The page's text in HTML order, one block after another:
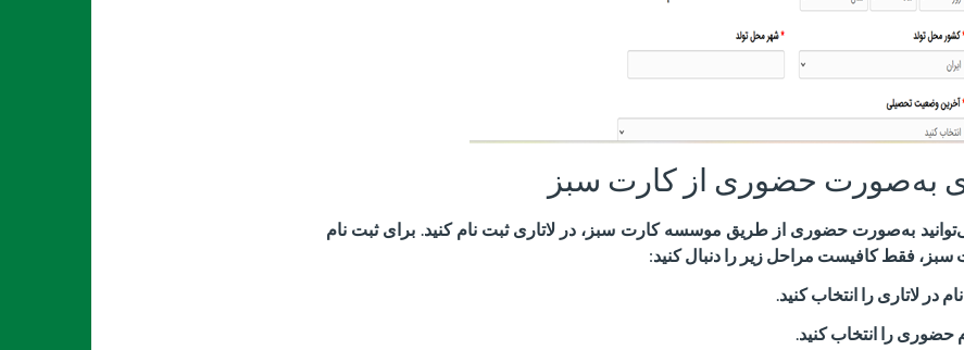
به‌صورت حضوری از کارت سبز
به‌صورت حضوری از طریق موسسه کارت سبز، در لاتاری ثبت نام کنید. برای ثبت نام
سبز، فقط کافیست مراحل زیر را دنبال کنید:
در لاتاری را انتخاب کنید.
را انتخاب کنید.